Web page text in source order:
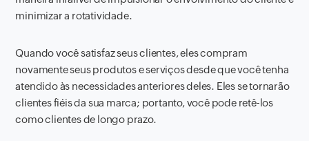
minimizar a rotatividade.
Quando você satisfaz seus clientes, eles compram
novamente seus produtos e serviços desde que você tenha
atendido às necessidades anteriores deles. Eles se tornarão
clientes fiéis da sua marca; portanto, você pode retê-los
como clientes de longo prazo.